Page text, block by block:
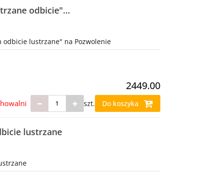
odbicie"
odbicie lustrzane" na Pozwolenie
2449.00
szt. Do koszyka
lustrzane